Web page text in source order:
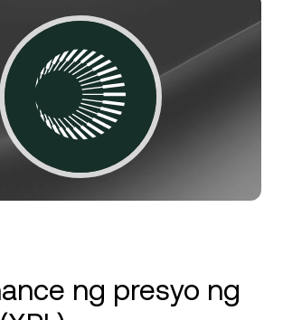
DOT
ng presyo ng